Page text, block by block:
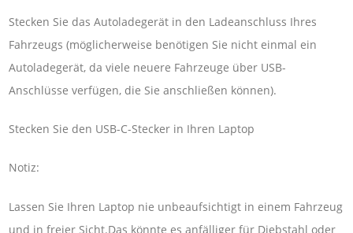
Stecken Sie das Autoladegerät in den Ladeanschluss Ihres
Fahrzeugs (möglicherweise benötigen Sie nicht einmal ein
Autoladegerät, da viele neuere Fahrzeuge über USB-
Anschlüsse verfügen, die Sie anschließen können).
Stecken Sie den USB-C-Stecker in Ihren Laptop
Notiz:
Lassen Sie Ihren Laptop nie unbeaufsichtigt in einem Fahrzeug
und in freier Sicht.Das könnte es anfälliger für Diebstahl oder